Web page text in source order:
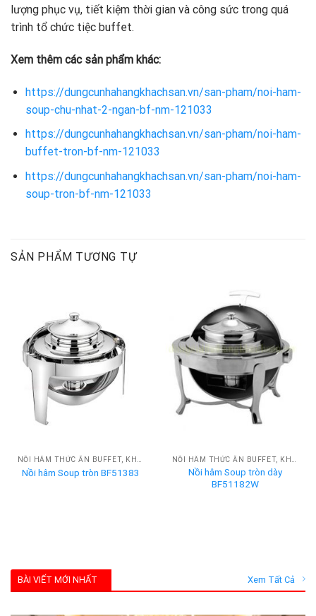
lượng phục vụ, tiết kiệm thời gian và công sức trong quá
trình tổ chức tiệc buffet.
Xem thêm các sản phẩm khác:
https://dungcunhahangkhachsan.vn/san-pham/noi-ham-
soup-chu-nhat-2-ngan-bf-nm-121033
https://dungcunhahangkhachsan.vn/san-pham/noi-ham-
buffet-tron-bf-nm-121033
https://dungcunhahangkhachsan.vn/san-pham/noi-ham-
soup-tron-bf-nm-121033
SẢN PHẨM TƯƠNG TỰ
NỒI HÂM THỨC ĂN BUFFET, KHAY HÂM NÓNG BUFFET
Nồi hâm Soup tròn BF51383
NỒI HÂM THỨC ĂN BUFFET, KHAY HÂM NÓNG BUFFET
Nồi hâm Soup tròn dày
BF51182W
BÀI VIẾT MỚI NHẤT Xem Tất Cả